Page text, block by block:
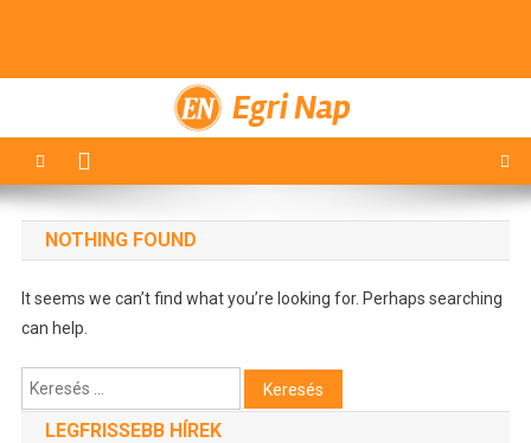
Egri Nap
NOTHING FOUND
It seems we can’t find what you’re looking for. Perhaps searching
can help.
Keresés:
LEGFRISSEBB HÍREK